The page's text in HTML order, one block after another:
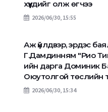
хүүхдийг олж өгчээ
2026/06/30, 15:55
Аж үйлдвэр, эрдэс
Г.Дамдинням "Рио
ийн дарга Доминик
Оюутолгой төслийн
2026/06/30, 15:34